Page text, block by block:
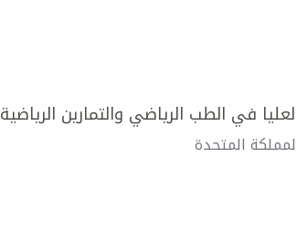
في الطب الرياضي والتمارين الرياضية
المتحدة